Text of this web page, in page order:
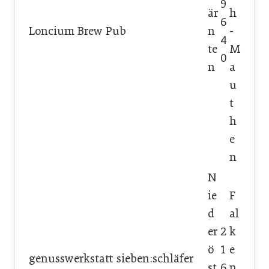
Loncium Brew Pub
är
n
te
n
9
6
4
0
h
-
M
a
u
t
h
e
n
genusswerkstatt sieben:schläfer
N
ie
d
er
ö
2
1
F
al
k
e